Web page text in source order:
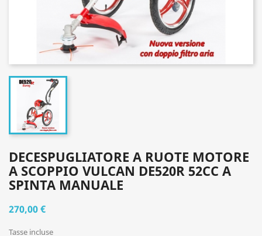
DECESPUGLIATORE A RUOTE MOTORE
A SCOPPIO VULCAN DE520R 52CC A
SPINTA MANUALE
270,00 €
Tasse incluse